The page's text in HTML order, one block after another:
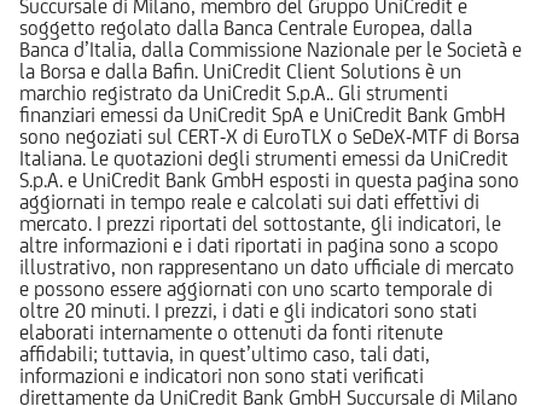
Succursale di Milano, membro del Gruppo UniCredit e
soggetto regolato dalla Banca Centrale Europea, dalla
Banca d’Italia, dalla Commissione Nazionale per le Società e
la Borsa e dalla Bafin. UniCredit Client Solutions è un
marchio registrato da UniCredit S.p.A.. Gli strumenti
finanziari emessi da UniCredit SpA e UniCredit Bank GmbH
sono negoziati sul CERT-X di EuroTLX o SeDeX-MTF di Borsa
Italiana. Le quotazioni degli strumenti emessi da UniCredit
S.p.A. e UniCredit Bank GmbH esposti in questa pagina sono
aggiornati in tempo reale e calcolati sui dati effettivi di
mercato. I prezzi riportati del sottostante, gli indicatori, le
altre informazioni e i dati riportati in pagina sono a scopo
illustrativo, non rappresentano un dato ufficiale di mercato
e possono essere aggiornati con uno scarto temporale di
oltre 20 minuti. I prezzi, i dati e gli indicatori sono stati
elaborati internamente o ottenuti da fonti ritenute
affidabili; tuttavia, in quest’ultimo caso, tali dati,
informazioni e indicatori non sono stati verificati
direttamente da UniCredit Bank GmbH Succursale di Milano